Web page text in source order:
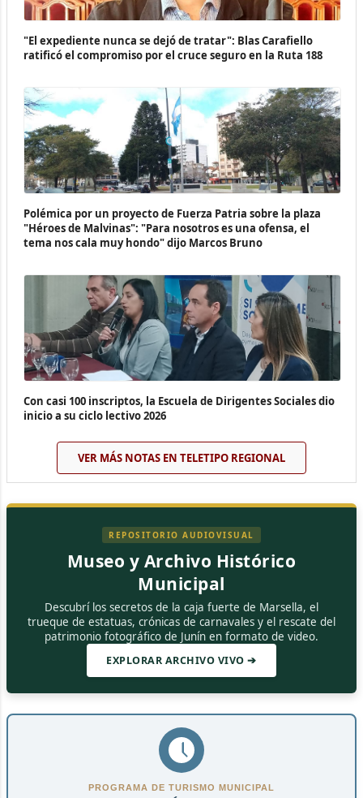
"El expediente nunca se dejó de tratar": Blas Carafiello
ratificó el compromiso por el cruce seguro en la Ruta 188
Polémica por un proyecto de Fuerza Patria sobre la plaza
"Héroes de Malvinas": "Para nosotros es una ofensa, el
tema nos cala muy hondo" dijo Marcos Bruno
Con casi 100 inscriptos, la Escuela de Dirigentes Sociales dio
inicio a su ciclo lectivo 2026
VER MÁS NOTAS EN TELETIPO REGIONAL
REPOSITORIO AUDIOVISUAL
Museo y Archivo Histórico
Municipal
Descubrí los secretos de la caja fuerte de Marsella, el
trueque de estatuas, crónicas de carnavales y el rescate del
patrimonio fotográfico de Junín en formato de video.
EXPLORAR ARCHIVO VIVO ➔
PROGRAMA DE TURISMO MUNICIPAL